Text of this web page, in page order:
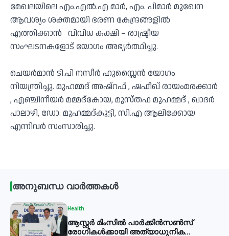
മേഖലയിലെ എം.എൽ.എ മാർ, എം. പിമാർ മുഖേന
ആവശ്യം ശക്തമായി ഭരണ കേന്ദ്രങ്ങളിൽ
എത്തിക്കാൻ വിവിധ കക്ഷി – രാഷ്ട്രീയ
സംഘടനകളോട് യോഗം അഭ്യർത്ഥിച്ചു.
ചെയർമാൻ ടി.പി നസീർ ഹുസ്സൈൻ യോഗം
നിയന്ത്രിച്ചു. മുഹമ്മദ് അഷ്റഫ് , ഷഫീഖ് രായംമരക്കാർ
, എഞ്ചിനീയർ മമ്മദ്കോയ, മുസ്തഫ മുഹമ്മദ് , ഖാദർ
പാലാഴി, ഡോ. മുഹമ്മദ്കുട്ടി, സി.എ ആലിക്കോയ
എന്നിവർ സംസാരിച്ചു.
അനുബന്ധ വാർത്തകൾ
Health
ആസ്റ്റർ മിംസിൽ പാർക്കിൻസൺസ്
രോഗികൾക്കായി അത്യാധുനിക